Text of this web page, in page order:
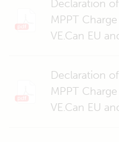
Declaration
MPPT
VE.Can EU
Declaration
MPPT
VE.Can EU